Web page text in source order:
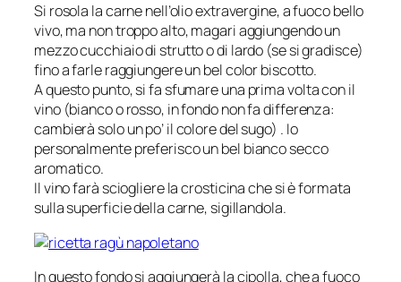
Si rosola la carne nell’olio extravergine, a fuoco bello
vivo, ma non troppo alto, magari aggiungendo un
mezzo cucchiaio di strutto o di lardo (se si gradisce)
fino a farle raggiungere un bel color biscotto.
A questo punto, si fa sfumare una prima volta con il
vino (bianco o rosso, in fondo non fa differenza:
cambierà solo un po’ il colore del sugo) . Io
personalmente preferisco un bel bianco secco
aromatico.
Il vino farà sciogliere la crosticina che si è formata
sulla superficie della carne, sigillandola.
In questo fondo si aggiungerà la cipolla, che a fuoco